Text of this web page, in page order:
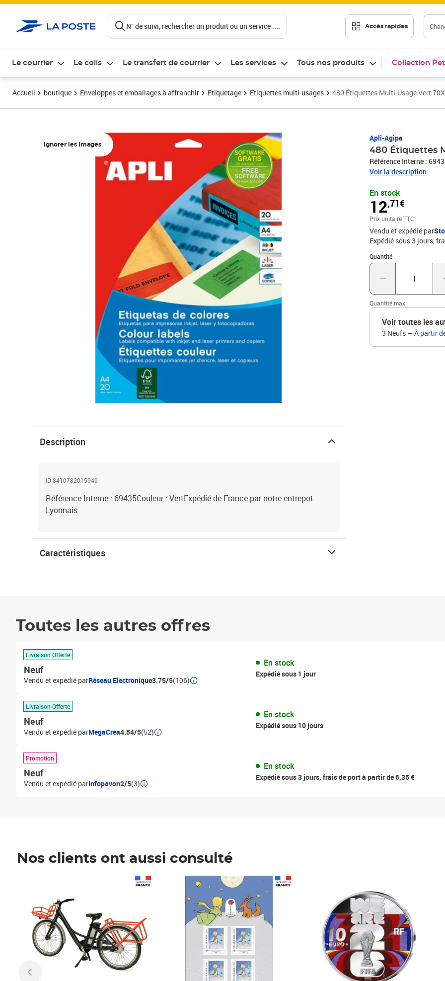
N° de suivi, rechercher un produit ou un service .... Accès rapides
Le courrier Le colis Le transfert de courrier Les services Tous nos produits Collection
Accueil boutique Enveloppes et emballages à affranchir Etiquetage Etiquettes multi-usages 480 Étiquettes Multi-Usage Vert
Ignorer les images
Apli-Agipa
480 Étiquettes
Référence Interne :
Voir la description
En stock
12,71€
Prix 12,71€
Prix unitaire TTC
Vendu et expédié par
Expédié sous 3 jours,
Quantité
Quantité : 1
Quantité max.
Voir toutes les
3 Neufs —À partir
Description
ID 8410782015949
Référence Interne : 69435Couleur : VertExpédié de France par notre entrepot
Lyonnais
Caractéristiques
Toutes les autres offres
Livraison Offerte
Neuf
Vendu et expédié parRéseau Electronique3.75/5(106)
En stock
Expédié sous 1 jour
Livraison Offerte
Neuf
Vendu et expédié parMegaCrea4.54/5(52)
En stock
Expédié sous 10 jours
Promotion
Neuf
Vendu et expédié parInfopavon2/5(3)
En stock
Expédié sous 3 jours, frais de port à partir de 6,35 €
Nos clients ont aussi consulté
Prix 7,50€